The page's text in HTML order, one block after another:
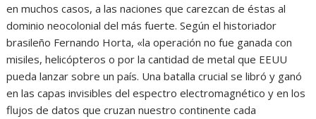
en muchos casos, a las naciones que carezcan de éstas al
dominio neocolonial del más fuerte. Según el historiador
brasileño Fernando Horta, «la operación no fue ganada con
misiles, helicópteros o por la cantidad de metal que EEUU
pueda lanzar sobre un país. Una batalla crucial se libró y ganó
en las capas invisibles del espectro electromagnético y en los
flujos de datos que cruzan nuestro continente cada